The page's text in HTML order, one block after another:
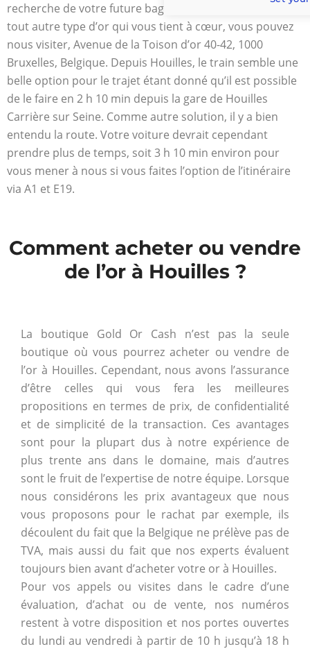
recherche de votre future bague de mariage en or ou de
tout autre type d’or qui vous tient à cœur, vous pouvez
nous visiter, Avenue de la Toison d’or 40-42, 1000
Bruxelles, Belgique. Depuis Houilles, le train semble une
belle option pour le trajet étant donné qu’il est possible
de le faire en 2 h 10 min depuis la gare de Houilles
Carrière sur Seine. Comme autre solution, il y a bien
entendu la route. Votre voiture devrait cependant
prendre plus de temps, soit 3 h 10 min environ pour
vous mener à nous si vous faites l’option de l’itinéraire
via A1 et E19.
Comment acheter ou vendre
de l’or à Houilles ?
La boutique Gold Or Cash n’est pas la seule
boutique où vous pourrez acheter ou vendre de
l’or à Houilles. Cependant, nous avons l’assurance
d’être celles qui vous fera les meilleures
propositions en termes de prix, de confidentialité
et de simplicité de la transaction. Ces avantages
sont pour la plupart dus à notre expérience de
plus trente ans dans le domaine, mais d’autres
sont le fruit de l’expertise de notre équipe. Lorsque
nous considérons les prix avantageux que nous
vous proposons pour le rachat par exemple, ils
découlent du fait que la Belgique ne prélève pas de
TVA, mais aussi du fait que nos experts évaluent
toujours bien avant d’acheter votre or à Houilles.
Pour vos appels ou visites dans le cadre d’une
évaluation, d’achat ou de vente, nos numéros
restent à votre disposition et nos portes ouvertes
du lundi au vendredi à partir de 10 h jusqu’à 18 h